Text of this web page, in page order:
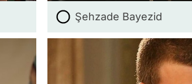
Şehzade Bayezid